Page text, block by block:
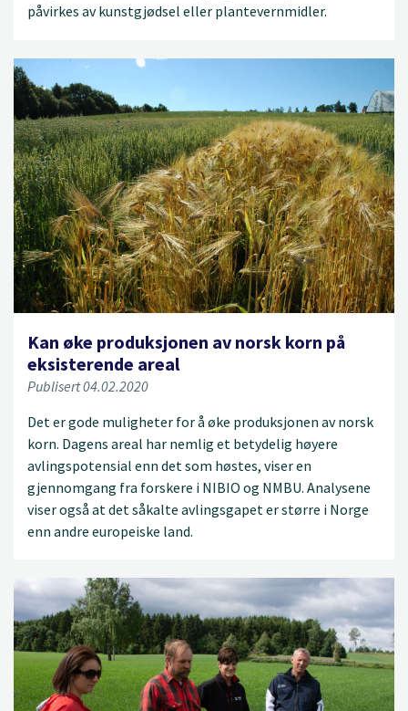
påvirkes av kunstgjødsel eller plantevernmidler.
Kan øke produksjonen av norsk korn på
eksisterende areal
Publisert 04.02.2020
Det er gode muligheter for å øke produksjonen av norsk
korn. Dagens areal har nemlig et betydelig høyere
avlingspotensial enn det som høstes, viser en
gjennomgang fra forskere i NIBIO og NMBU. Analysene
viser også at det såkalte avlingsgapet er større i Norge
enn andre europeiske land.